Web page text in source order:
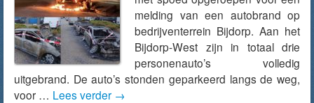
melding van een autobrand op
bedrijventerrein Bijdorp. Aan het
Bijdorp-West zijn in totaal drie
personenauto’s volledig
uitgebrand. De auto’s stonden geparkeerd langs de weg,
voor … Lees verder →